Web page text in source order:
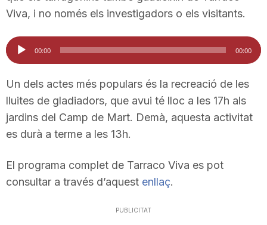
g
o
n
Viva, i no només els investigadors o els visitants.
Reproductor
d'àudio
00:00 00:00
Un dels actes més populars és la recreació de les
lluites de gladiadors, que avui té lloc a les 17h als
jardins del Camp de Mart. Demà, aquesta activitat
es durà a terme a les 13h.
El programa complet de Tarraco Viva es pot
consultar a través d’aquest enllaç.
PUBLICITAT